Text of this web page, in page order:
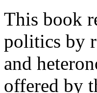
This book
politics by
and
offered by